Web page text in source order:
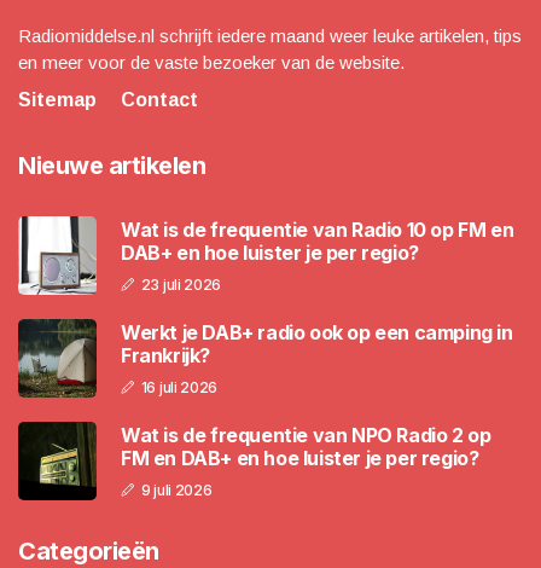
Radiomiddelse.nl schrijft iedere maand weer leuke artikelen, tips
en meer voor de vaste bezoeker van de website.
Sitemap
Contact
Nieuwe artikelen
Wat is de frequentie van Radio 10 op FM en
DAB+ en hoe luister je per regio?
23 juli 2026
Werkt je DAB+ radio ook op een camping in
Frankrijk?
16 juli 2026
Wat is de frequentie van NPO Radio 2 op
FM en DAB+ en hoe luister je per regio?
9 juli 2026
Categorieën